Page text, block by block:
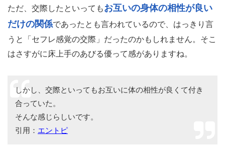
ただ、交際したといってもお互いの身体の相性が良い
だけの関係であったとも言われているので、はっきり言
うと「セフレ感覚の交際」だったのかもしれません。そこ
はさすがに床上手のあびる優って感がありますね。
しかし、交際といってもお互いに体の相性が良くて付き
合っていた。
そんな感じらしいです。
引用： エントピ